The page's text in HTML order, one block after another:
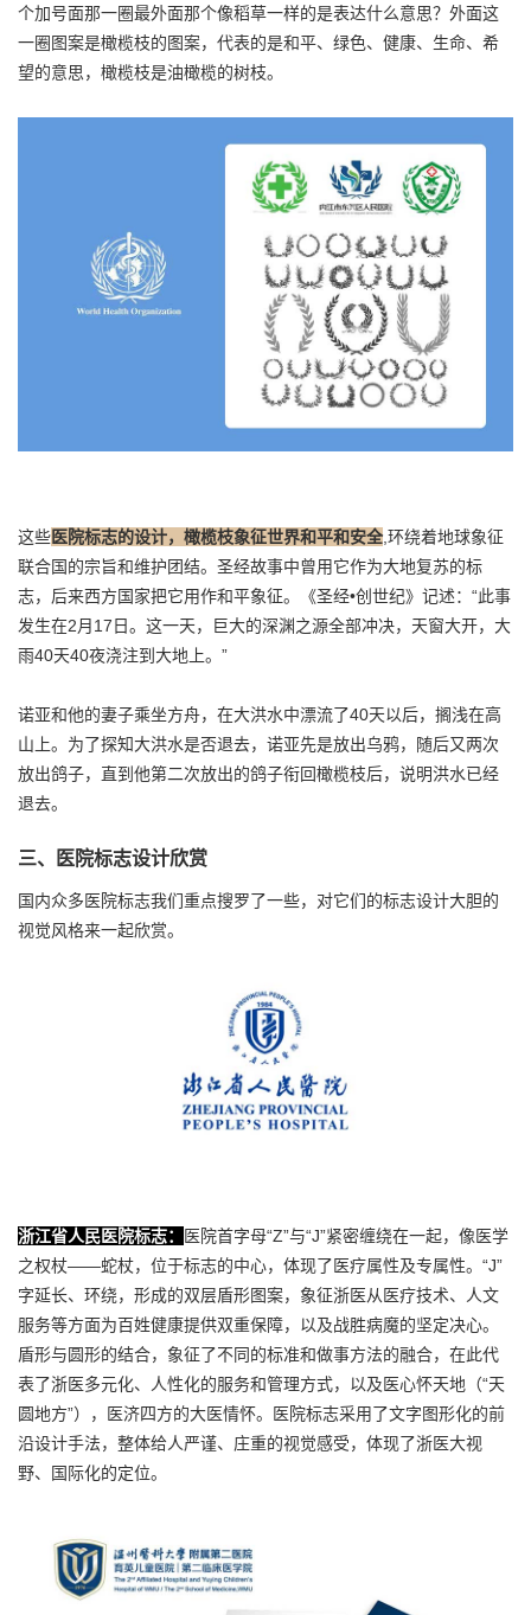
个加号面那一圈最外面那个像稻草一样的是表达什么意思？外面这
一圈图案是橄榄枝的图案，代表的是和平、绿色、健康、生命、希
望的意思，橄榄枝是油橄榄的树枝。
这些医院标志的设计，橄榄枝象征世界和平和安全,环绕着地球象征
联合国的宗旨和维护团结。圣经故事中曾用它作为大地复苏的标
志，后来西方国家把它用作和平象征。《圣经•创世纪》记述：“此事
发生在2月17日。这一天，巨大的深渊之源全部冲决，天窗大开，大
雨40天40夜浇注到大地上。”
诺亚和他的妻子乘坐方舟，在大洪水中漂流了40天以后，搁浅在高
山上。为了探知大洪水是否退去，诺亚先是放出乌鸦，随后又两次
放出鸽子，直到他第二次放出的鸽子衔回橄榄枝后，说明洪水已经
退去。
三、医院标志设计欣赏
国内众多医院标志我们重点搜罗了一些，对它们的标志设计大胆的
视觉风格来一起欣赏。
浙江省人民医院标志：
医院首字母“Z”与“J”紧密缠绕在一起，像医学
之权杖——蛇杖，位于标志的中心，体现了医疗属性及专属性。“J”
字延长、环绕，形成的双层盾形图案，象征浙医从医疗技术、人文
服务等方面为百姓健康提供双重保障，以及战胜病魔的坚定决心。
盾形与圆形的结合，象征了不同的标准和做事方法的融合，在此代
表了浙医多元化、人性化的服务和管理方式，以及医心怀天地（“天
圆地方”），医济四方的大医情怀。医院标志采用了文字图形化的前
沿设计手法，整体给人严谨、庄重的视觉感受，体现了浙医大视
野、国际化的定位。